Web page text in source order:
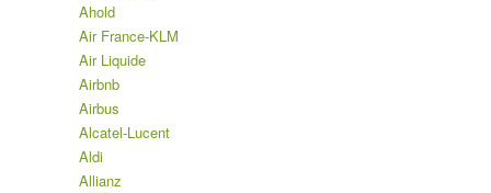
Ahold
Air France-KLM
Air Liquide
Airbnb
Airbus
Alcatel-Lucent
Aldi
Allianz